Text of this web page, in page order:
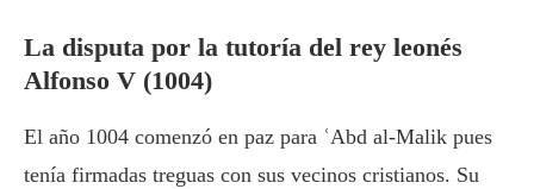
La disputa por la tutoría del rey leonés
Alfonso V (1004)
El año 1004 comenzó en paz para ʿAbd al-Malik pues
tenía firmadas treguas con sus vecinos cristianos. Su